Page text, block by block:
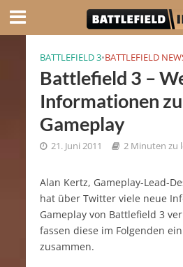
BATTLEFIELD 3•BATTLEFIELD
Battlefield 3 –
Informationen
Gameplay
21. Juni 2011 2 Minuten zu
Alan Kertz, Gameplay-Lead-
hat über Twitter viele neue
Gameplay von Battlefield 3
fassen diese im Folgenden
zusammen.